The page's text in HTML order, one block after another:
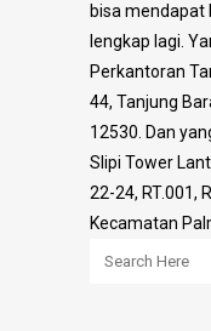
bisa mendapat
lengkap lagi.
Perkantoran
44, Tanjung
12530. Dan
Slipi Tower
22-24, RT.001,
Kecamatan